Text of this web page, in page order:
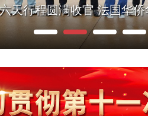
天行程圆满收官 法国华
州